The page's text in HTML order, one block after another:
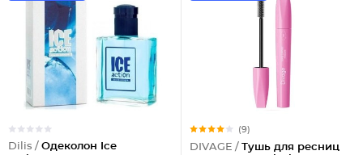
Dilis / Одеколон Ice
(9)
DIVAGE / Тушь для ресниц